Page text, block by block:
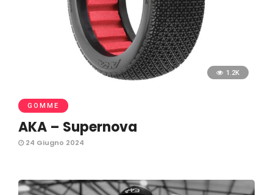
1.2K
GOMME
AKA – Supernova
24 Giugno 2024